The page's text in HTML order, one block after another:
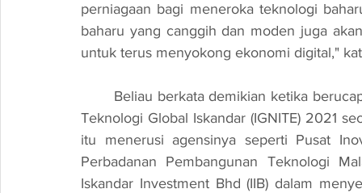
perniagaan bagi meneroka teknologi
baharu yang canggih dan moden juga
untuk terus menyokong ekonomi digital,"
Teknologi Global Iskandar (IGNITE) 2021
itu menerusi agensinya seperti Pusat
Perbadanan Pembangunan Teknologi
Iskandar Investment Bhd (IIB) dalam